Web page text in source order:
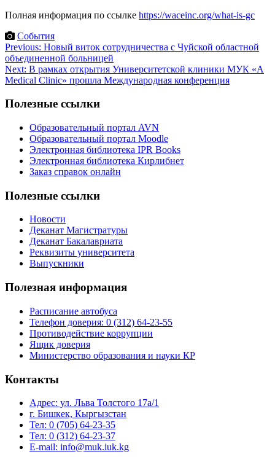
Полная информация по ссылке https://waceinc.org/what-is-gc
События
Навигация
по
записям
Previous: Новый виток сотрудничества с Чуйской областной
объединенной больницей
Next: В рамках открытия Университетской клиники МУК «A
Medical Clinic» прошла Международная конференция
Полезные ссылки
Образовательный портал AVN
Образовательный портал Moodle
Электронная библиотека IPR Books
Электронная библиотека Кирлибнет
Заказ справок онлайн
Полезные ссылки
Новости
Деканат Магистратуры
Деканат Бакалавриата
Реквизиты университета
Выпускники
Полезная информация
Расписание автобуса
Телефон доверия: 0 (312) 64-23-55
Противодействие коррупции
Ящик доверия
Министерство образования и науки КР
Контакты
Адрес: ул. ​Льва Толстого 17а/1
г. Бишкек, Кыргызстан
Тел: 0 (705) 64-23-35
Тел: 0 (312) 64-23-37
E-mail: info@muk.iuk.kg